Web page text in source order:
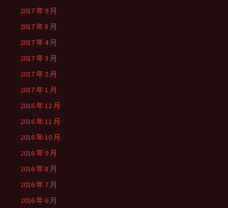
2017 年 9 月
2017 年 8 月
2017 年 4 月
2017 年 3 月
2017 年 2 月
2017 年 1 月
2016 年 12 月
2016 年 11 月
2016 年 10 月
2016 年 9 月
2016 年 8 月
2016 年 7 月
2016 年 6 月